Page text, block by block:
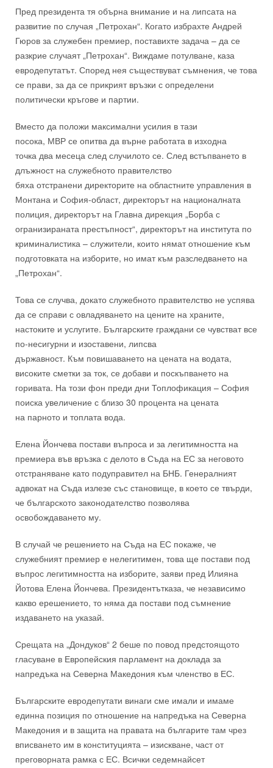
Пред президента тя обърна внимание и на липсата на
развитие по случая „Петрохан“. Когато избрахте Андрей
Гюров за служебен премиер, поставихте задача – да се
разкрие случаят „Петрохан“. Виждаме потулване, каза
евродепутатът. Според нея съществуват съмнения, че това
се прави, за да се прикрият връзки с определени
политически кръгове и партии.
Вместо да положи максимални усилия в тази
посока, МВР се опитва да върне работата в изходна
точка два месеца след случилото се. След встъпването в
длъжност на служебното правителство
бяха отстранени директорите на областните управления в
Монтана и София-област, директорът на националната
полиция, директорът на Главна дирекция „Борба с
огранизираната престъпност“, директорът на института по
криминалистика – служители, които нямат отношение към
подготовката на изборите, но имат към разследването на
„Петрохан“.
Това се случва, докато служебното правителство не успява
да се справи с овладяването на цените на храните,
настоките и услугите. Българските граждани се чувстват все
по-несигурни и изоставени, липсва
държавност. Към повишаването на цената на водата,
високите сметки за ток, се добави и поскъпването на
горивата. На този фон преди дни Топлофикация – София
поиска увеличение с близо 30 процента на цената
на парното и топлата вода.
Елена Йончева постави въпроса и за легитимността на
премиера във връзка с делото в Съда на ЕС за неговото
отстраняване като подуправител на БНБ. Генералният
адвокат на Съда излезе със становище, в което се твърди,
че българското законодателство позволява
освобождаването му.
В случай че решението на Съда на ЕС покаже, че
служебният премиер е нелегитимен, това ще постави под
въпрос легитимността на изборите, заяви пред Илияна
Йотова Елена Йончева. Президентътказа, че независимо
какво ерешението, то няма да постави под съмнение
издаването на указай.
Срещата на „Дондуков“ 2 беше по повод предстоящото
гласуване в Европейския парламент на доклада за
напредъка на Северна Македония към членство в ЕС.
Българските евродепутати винаги сме имали и имаме
единна позиция по отношение на напредъка на Северна
Македония и в защита на правата на българите там чрез
вписването им в конституцията – изискване, част от
преговорната рамка с ЕС. Всички седемнайсет